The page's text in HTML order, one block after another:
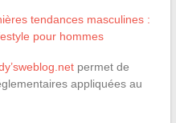
tendances masculines :
pour hommes
permet de
appliquées au